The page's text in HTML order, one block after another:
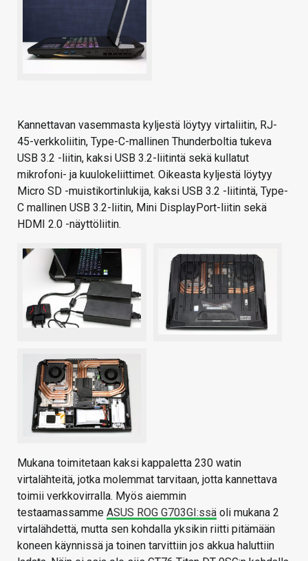
Kannettavan vasemmasta kyljestä löytyy virtaliitin, RJ-
45-verkkoliitin, Type-C-mallinen Thunderboltia tukeva
USB 3.2 -liitin, kaksi USB 3.2-liitintä sekä kullatut
mikrofoni- ja kuulokeliittimet. Oikeasta kyljestä löytyy
Micro SD -muistikortinlukija, kaksi USB 3.2 -liitintä, Type-
C mallinen USB 3.2-liitin, Mini DisplayPort-liitin sekä
HDMI 2.0 -näyttöliitin.
Mukana toimitetaan kaksi kappaletta 230 watin
virtalähteitä, jotka molemmat tarvitaan, jotta kannettava
toimii verkkovirralla. Myös aiemmin
testaamassamme ASUS ROG G703GI:ssä oli mukana 2
virtalähdettä, mutta sen kohdalla yksikin riitti pitämään
koneen käynnissä ja toinen tarvittiin jos akkua haluttiin